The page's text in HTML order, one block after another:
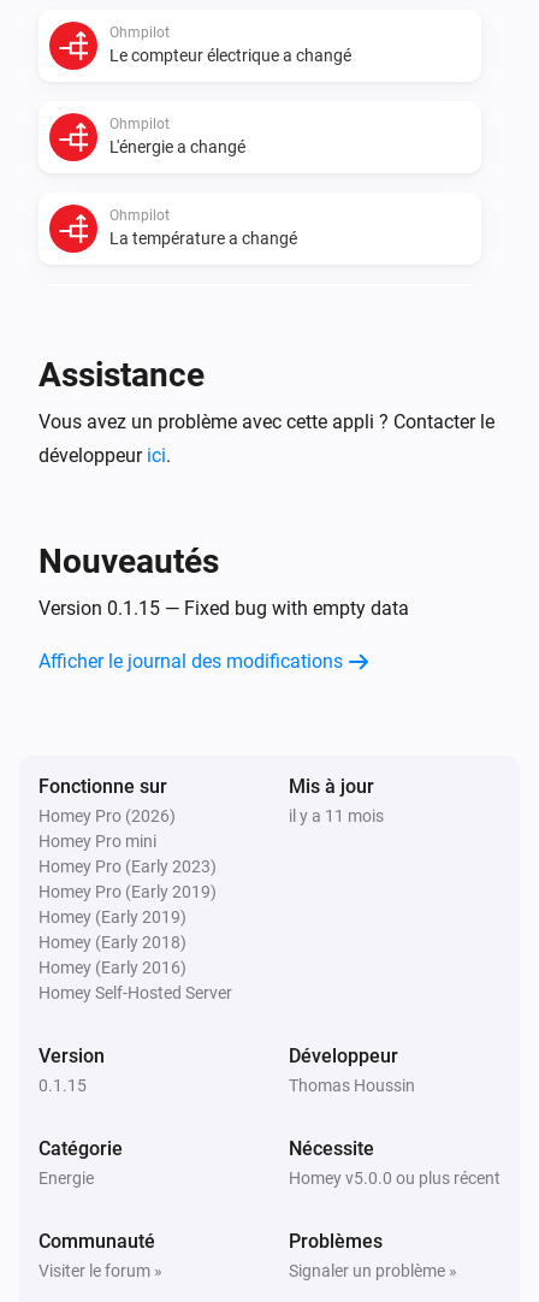
Ohmpilot
Le compteur électrique a changé
Ohmpilot
L'énergie a changé
Ohmpilot
La température a changé
L'énergie a changé
Le voltage a changé
Smartmeter
Le compteur électrique a changé
L'énergie a changé
Storage
Le courant électrique a changé
Le niveau de la batterie a changé
Le compteur électrique a changé
Assistance
Vous avez un problème avec cette appli ? Contacter le
développeur ici.
Nouveautés
Version 0.1.15 — Fixed bug with empty data
Afficher le journal des modifications
Fonctionne sur
Homey Pro (2026)
Homey Pro mini
Homey Pro (Early 2023)
Homey Pro (Early 2019)
Homey (Early 2019)
Homey (Early 2018)
Homey (Early 2016)
Homey Self-Hosted Server
Mis à jour
il y a 11 mois
Version
0.1.15
Développeur
Thomas Houssin
Catégorie
Energie
Nécessite
Homey v5.0.0 ou plus récent
Communauté
Visiter le forum »
Problèmes
Signaler un problème »